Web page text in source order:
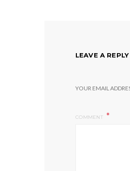
LEAVE A REPLY
YOUR EMAIL
COMMENT